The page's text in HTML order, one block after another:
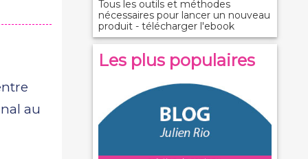
au
Tous les outils et méthodes
nécessaires pour lancer un nouveau
produit - télécharger l'ebook
Les plus populaires